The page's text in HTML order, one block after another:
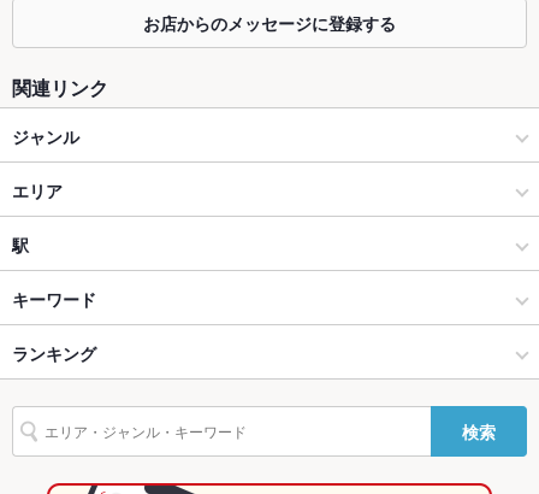
座敷
掘りごたつ
カウンター
貸切 貸切不可
夜景がきれ
あり
設備
なし
お店からのメッセージに登録する
関連リンク
ジャンル
お好み焼き・もんじゃ
粉もの全般
心斎橋・なんば・南船場・堀江 × お好み焼き・もんじゃ
心斎橋・なんば・南船場・堀江 × 粉もの全般
なんば駅 × お好み焼き・もんじゃ
なんば駅 × 粉もの全般
エリア
道頓堀・宗右衛門町
道頓堀・宗右衛門町 × お好み焼き・もんじゃ
道頓堀・宗右衛門町 × 粉もの全般
大阪
大阪 × お好み焼き・もんじゃ
駅
心斎橋駅
なんば駅
難波駅
キーワード
たこ焼き
ランキング
大阪のグルメランキング
大阪のお好み焼き・もんじゃランキング
検索